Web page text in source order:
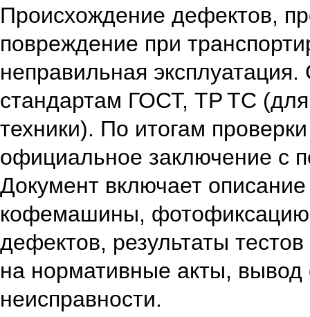
Происхождение дефектов,
повреждение при
неправильная эксплуатация.
стандартам ГОСТ, ТР ТС
техники). По итогам
официальное заключение с
Документ включает
кофемашины, фотофиксацию
дефектов, результаты
на нормативные акты, вывод
неисправности.